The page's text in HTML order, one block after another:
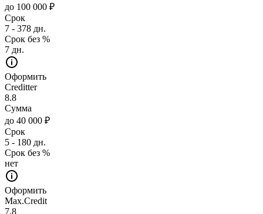
до 100 000 ₽
Срок
7 - 378 дн.
Срок без %
7 дн.
Оформить
Creditter
8.8
Сумма
до 40 000 ₽
Срок
5 - 180 дн.
Срок без %
нет
Оформить
Max.Credit
7.8